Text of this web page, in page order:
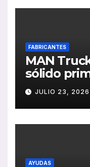
FABRICANTES
MAN
sólido
2026 con
ventas,
JULIO 23, 2026
AYUDAS